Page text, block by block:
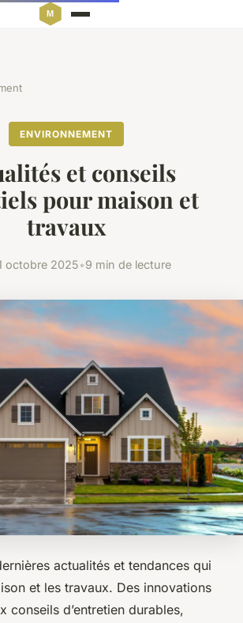
ENVIRONNEMENT
et conseils
pour maison et
travaux
octobre 2025•9 min de lecture
actualités et tendances qui
et les travaux. Des innovations
conseils d’entretien durables,